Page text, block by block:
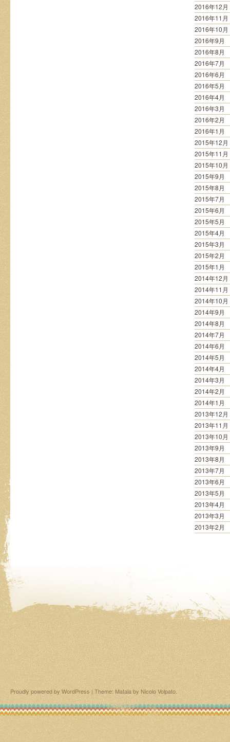
2016年12月
2016年11月
2016年10月
2016年9月
2016年8月
2016年7月
2016年6月
2016年5月
2016年4月
2016年3月
2016年2月
2016年1月
2015年12月
2015年11月
2015年10月
2015年9月
2015年8月
2015年7月
2015年6月
2015年5月
2015年4月
2015年3月
2015年2月
2015年1月
2014年12月
2014年11月
2014年10月
2014年9月
2014年8月
2014年7月
2014年6月
2014年5月
2014年4月
2014年3月
2014年2月
2014年1月
2013年12月
2013年11月
2013年10月
2013年9月
2013年8月
2013年7月
2013年6月
2013年5月
2013年4月
2013年3月
2013年2月
Proudly powered by WordPress | Theme: Matala by Nicolo Volpato